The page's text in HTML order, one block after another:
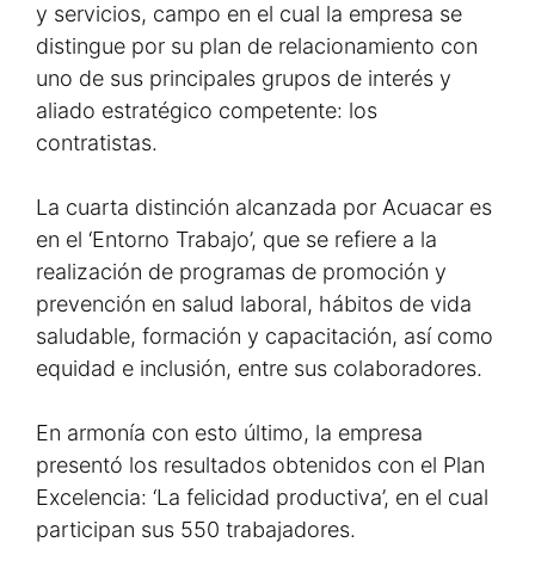
y servicios, campo en el cual la empresa se
distingue por su plan de relacionamiento con
uno de sus principales grupos de interés y
aliado estratégico competente: los
contratistas.
La cuarta distinción alcanzada por Acuacar es
en el ‘Entorno Trabajo’, que se refiere a la
realización de programas de promoción y
prevención en salud laboral, hábitos de vida
saludable, formación y capacitación, así como
equidad e inclusión, entre sus colaboradores.
En armonía con esto último, la empresa
presentó los resultados obtenidos con el Plan
Excelencia: ‘La felicidad productiva’, en el cual
participan sus 550 trabajadores.